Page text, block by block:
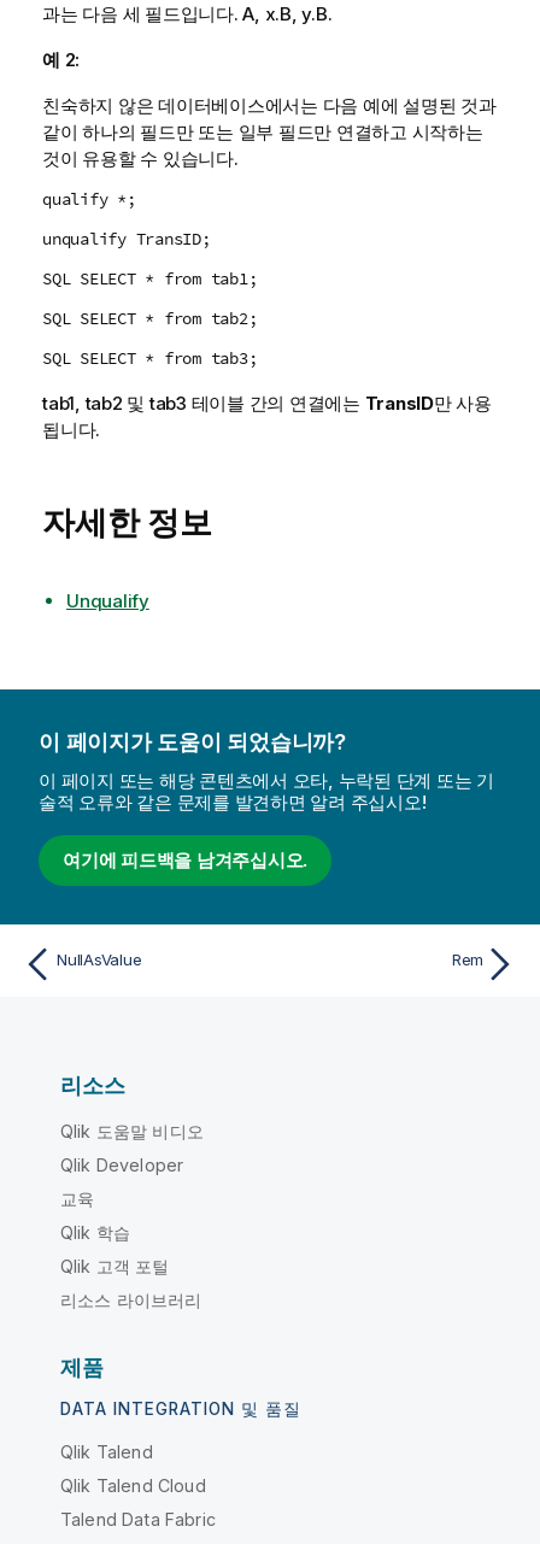
과는 다음 세 필드입니다.A x.B ,y.B.
예 2:
친숙하지 않은 데이터베이스에서는 다음 예에 설명된 것과
같이 하나의 필드만 또는 일부 필드만 연결하고 시작하는
것이 유용할 수 있습니다.
qualify *;
unqualify TransID;
SQL SELECT * from tab1;
SQL SELECT * from tab2;
SQL SELECT * from tab3;
tab1 ,tab2 및tab3 테이블 간의 연결에는 TransID만 사용
됩니다.
자세한 정보
Unqualify
이 페이지가 도움이 되었습니까?
이 페이지 또는 해당 콘텐츠에서 오타, 누락된 단계 또는 기
술적 오류와 같은 문제를 발견하면 알려 주십시오!
여기에 피드백을 남겨주십시오.
NullAsValue Rem
리소스
Qlik 도움말 비디오
Qlik Developer
교육
Qlik 학습
Qlik 고객 포털
리소스 라이브러리
제품
DATA INTEGRATION 및 품질
Qlik Talend
Qlik Talend Cloud
Talend Data Fabric